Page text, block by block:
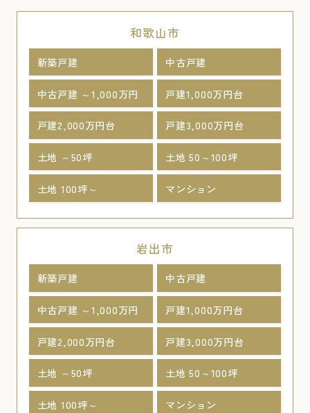
和歌山市
新築戸建 中古戸建
中古戸建 ～1,000万円 戸建1,000万円台
戸建2,000万円台 戸建3,000万円台
土地 ～50坪 土地 50～100坪
土地 100坪～ マンション
岩出市
新築戸建 中古戸建
中古戸建 ～1,000万円 戸建1,000万円台
戸建2,000万円台 戸建3,000万円台
土地 ～50坪 土地 50～100坪
土地 100坪～ マンション